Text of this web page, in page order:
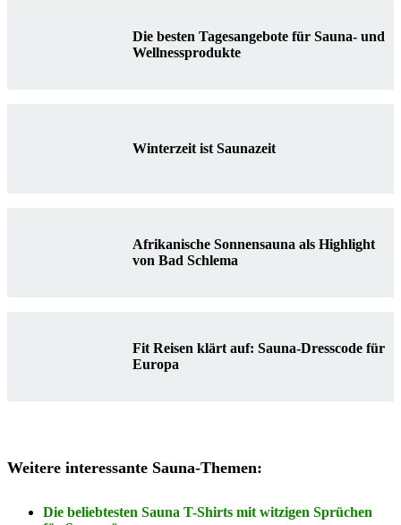
Die besten Tagesangebote für Sauna- und
Wellnessprodukte
Winterzeit ist Saunazeit
Afrikanische Sonnensauna als Highlight
von Bad Schlema
Fit Reisen klärt auf: Sauna-Dresscode für
Europa
Weitere interessante Sauna-Themen:
Die beliebtesten Sauna T-Shirts mit witzigen Sprüchen